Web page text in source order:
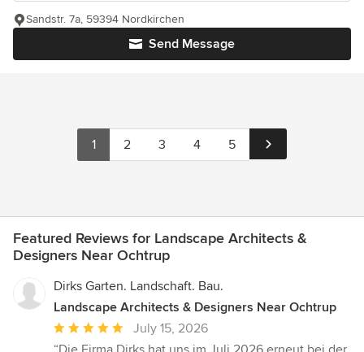
Send Message
Sandstr. 7a, 59394 Nordkirchen
1 2 3 4 5
Featured Reviews for Landscape Architects &
Designers Near Ochtrup
Dirks Garten. Landschaft. Bau.
Landscape Architects & Designers Near Ochtrup
Average
rating:
July 15, 2026